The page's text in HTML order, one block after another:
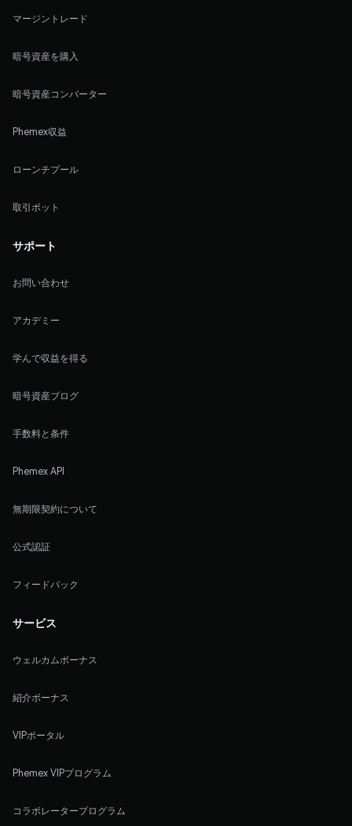
マージントレード
暗号資産を購入
暗号資産コンバーター
Phemex収益
ローンチプール
取引ボット
サポート
お問い合わせ
アカデミー
学んで収益を得る
暗号資産ブログ
手数料と条件
Phemex API
無期限契約について
公式認証
フィードバック
サービス
ウェルカムボーナス
紹介ボーナス
VIPポータル
Phemex VIPプログラム
コラボレータープログラム